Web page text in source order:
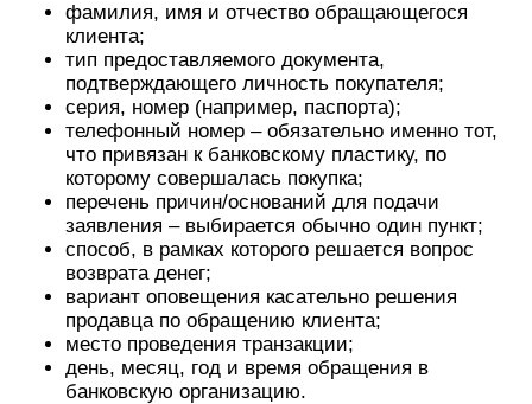
фамилия, имя и отчество обращающегося
клиента;
тип предоставляемого документа,
подтверждающего личность покупателя;
серия, номер (например, паспорта);
телефонный номер – обязательно именно тот,
что привязан к банковскому пластику, по
которому совершалась покупка;
перечень причин/оснований для подачи
заявления – выбирается обычно один пункт;
способ, в рамках которого решается вопрос
возврата денег;
вариант оповещения касательно решения
продавца по обращению клиента;
место проведения транзакции;
день, месяц, год и время обращения в
банковскую организацию.